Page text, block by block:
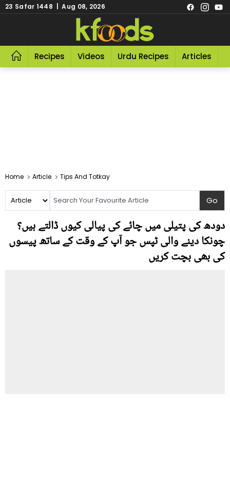
23 Safar 1448 | Aug 08, 2026
Recipes Videos Urdu Recipes Articles
Home Article Tips And Totkay
دودھ کی پتیلی میں چائے کی پیالی کیوں ڈالتے ہیں؟
چونکا دینے والی ٹپس جو آپ کے وقت کے ساتھ پیسوں
کی بھی بچت کریں